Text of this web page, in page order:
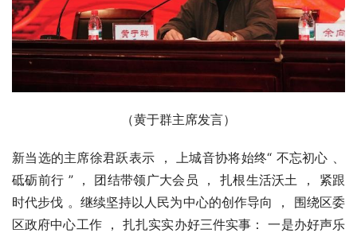
（黄于群主席发言）
新当选的主席徐君跃表示 ， 上城音协将始终“ 不忘初心 、
砥砺前行 ” ， 团结带领广大会员 ， 扎根生活沃土 ， 紧跟
时代步伐 。继续坚持以人民为中心的创作导向 ， 围绕区委
区政府中心工作 ， 扎扎实实办好三件实事： 一是办好声乐